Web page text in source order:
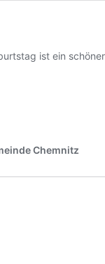
ist ein
Chemnitz